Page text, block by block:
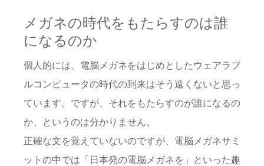
メガネの時代をもたらすのは誰
になるのか
個人的には、電脳メガネをはじめとしたウェアラブ
ルコンピュータの時代の到来はそう遠くないと思っ
ています。ですが、それをもたらすのが誰になるの
か、というのは分かりません。
正確な文を覚えていないのですが、電脳メガネサミ
ットの中では「日本発の電脳メガネを」といった趣